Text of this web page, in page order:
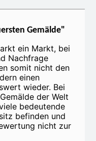
Gemälde"
ein Markt, bei
Nachfrage
somit nicht den
einen
wieder. Bei
der Welt
bedeutende
befinden und
nicht zur